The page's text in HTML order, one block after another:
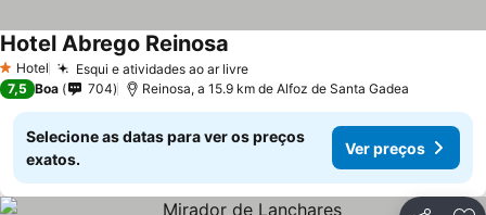
1 Estrelas
Hotel Esqui e atividades ao ar livre
Hotel Abrego Reinosa
7,5 Boa 704 Reinosa, a 15.9 km de Alfoz de Santa Gadea
Selecione as datas para ver os preços
exatos.
Ver preços